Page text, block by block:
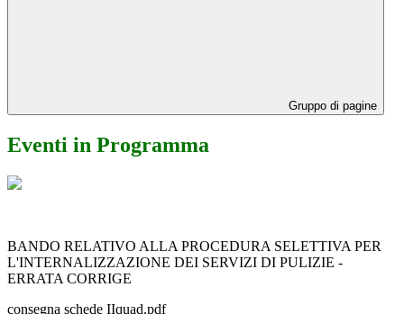
Gruppo di pagine
Eventi in Programma
BANDO RELATIVO ALLA PROCEDURA SELETTIVA PER
L'INTERNALIZZAZIONE DEI SERVIZI DI PULIZIE -
ERRATA CORRIGE
consegna schede IIquad.pdf